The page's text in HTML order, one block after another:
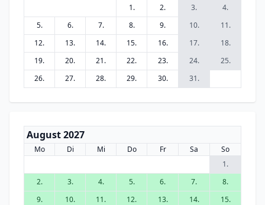
1.
2. 3.
4.
5.
6. 7. 8. 9. 10.
11.
12.
13. 14. 15. 16. 17.
18.
19.
20. 21. 22. 23. 24.
25.
26.
27. 28. 29. 30. 31.
August 2027
Mo Di Mi Do Fr Sa
So
1.
2.
3. 4. 5. 6. 7.
8.
9.
10. 11. 12. 13. 14.
15.